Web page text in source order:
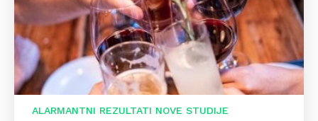
ALARMANTNI REZULTATI NOVE STUDIJE